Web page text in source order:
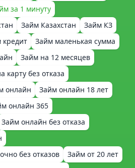
за 1 минуту
Займ Казахстан
Займ КЗ
кредит
Займ маленькая сумма
Займ на 12 месяцев
карту без отказа
онлайн
Займ онлайн 18 лет
онлайн 365
Займ онлайн без отказа
без отказов
Займ от 20 лет